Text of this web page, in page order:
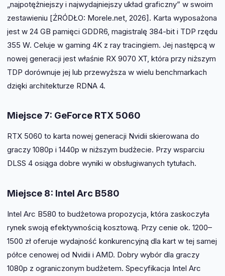
„najpotężniejszy i najwydajniejszy układ graficzny” w swoim
zestawieniu [ŹRÓDŁO: Morele.net, 2026]. Karta wyposażona
jest w 24 GB pamięci GDDR6, magistralę 384-bit i TDP rzędu
355 W. Celuje w gaming 4K z ray tracingiem. Jej następcą w
nowej generacji jest właśnie RX 9070 XT, która przy niższym
TDP dorównuje jej lub przewyższa w wielu benchmarkach
dzięki architekturze RDNA 4.
Miejsce 7: GeForce RTX 5060
RTX 5060 to karta nowej generacji Nvidii skierowana do
graczy 1080p i 1440p w niższym budżecie. Przy wsparciu
DLSS 4 osiąga dobre wyniki w obsługiwanych tytułach.
Miejsce 8: Intel Arc B580
Intel Arc B580 to budżetowa propozycja, która zaskoczyła
rynek swoją efektywnością kosztową. Przy cenie ok. 1200–
1500 zł oferuje wydajność konkurencyjną dla kart w tej samej
półce cenowej od Nvidii i AMD. Dobry wybór dla graczy
1080p z ograniczonym budżetem. Specyfikacja Intel Arc